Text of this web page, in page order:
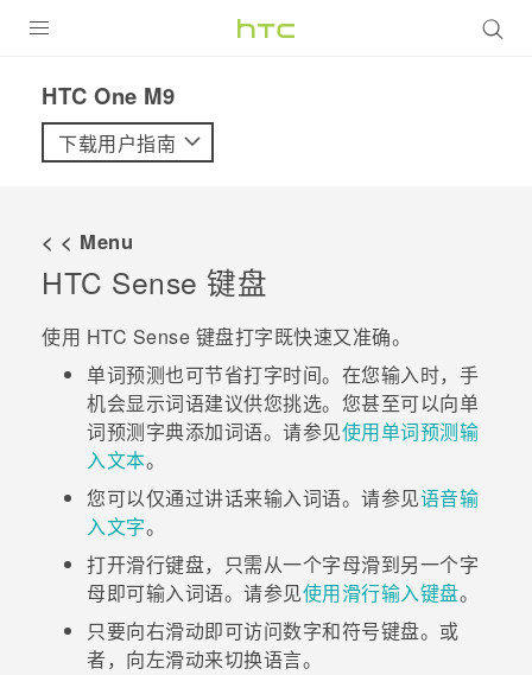
VIVE
支持帮助
在线客服
HTC One M9‎
下载用户指南
< < Menu
HTC Sense 键盘
使用 HTC Sense 键盘打字既快速又准确。
单词预测也可节省打字时间。在您输入时，手
机会显示词语建议供您挑选。您甚至可以向单
词预测字典添加词语。请参见使用单词预测输
入文本。
您可以仅通过讲话来输入词语。请参见语音输
入文字。
打开滑行键盘，只需从一个字母滑到另一个字
母即可输入词语。请参见使用滑行输入键盘。
只要向右滑动即可访问数字和符号键盘。或
者，向左滑动来切换语言。